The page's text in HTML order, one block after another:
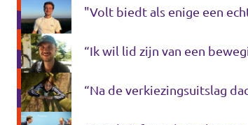
"Volt biedt als enige een
“Ik wil lid zijn van een
“Na de verkiezingsuitslag